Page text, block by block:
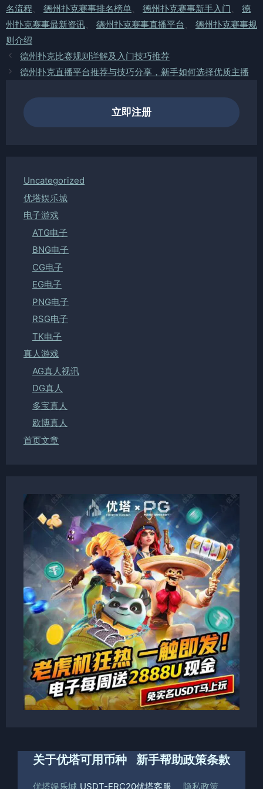
名流程
德州扑克赛事排名榜单 德州扑克赛事新手入门
德
州扑克赛事最新资讯
德州扑克赛事直播平台
德州扑克赛事规
则介绍
德州扑克比赛规则详解及入门技巧推荐
德州扑克直播平台推荐与技巧分享，新手如何选择优质主播
立即注册
Uncategorized
优塔娱乐城
电子游戏
ATG电子
BNG电子
CG电子
EG电子
PNG电子
RSG电子
TK电子
真人游戏
AG真人视讯
DG真人
多宝真人
欧博真人
首页文章
关于优塔
优塔娱乐城
可用币种
USDT-ERC20
新手帮助
优塔客服
政策条款
隐私政策